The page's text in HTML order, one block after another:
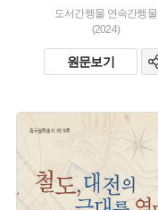
도서간행물 연속간행물
(2024)
원문보기
유형 :
생산 :